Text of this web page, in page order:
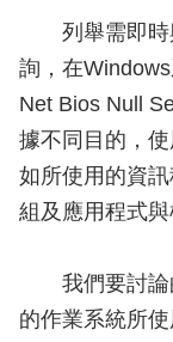
列舉需即時
詢，在
Net Bios Null
據不同目的，
如所使用的資
組及應用程式與
我們要討論
的作業系統所